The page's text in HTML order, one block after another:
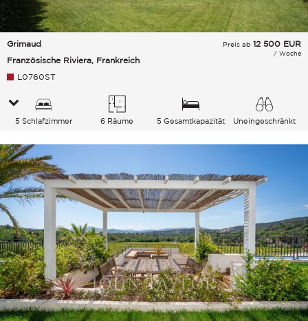
Grimaud
Französische Riviera, Frankreich
Preis ab 12 500 EUR
/ Woche
L0760ST
5 Schlafzimmer 6 Räume 5 Gesamtkapazität
Uneingeschränkt